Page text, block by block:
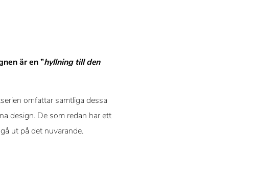
är en ”hyllning till den
omfattar samtliga dessa
design. De som redan har ett
ut på det nuvarande.